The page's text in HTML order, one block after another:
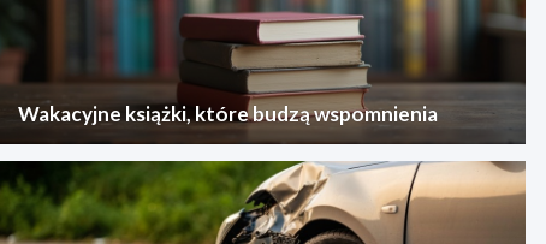
Wakacyjne książki, które budzą wspomnienia